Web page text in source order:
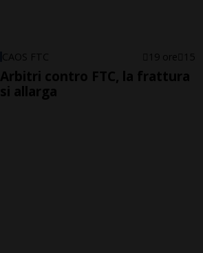
CAOS FTC 19 ore 15
Arbitri contro FTC, la frattura
si allarga